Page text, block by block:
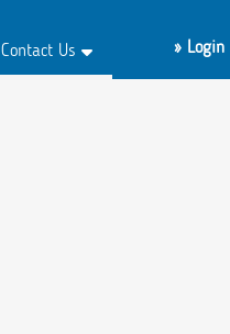
Contact Us » Login